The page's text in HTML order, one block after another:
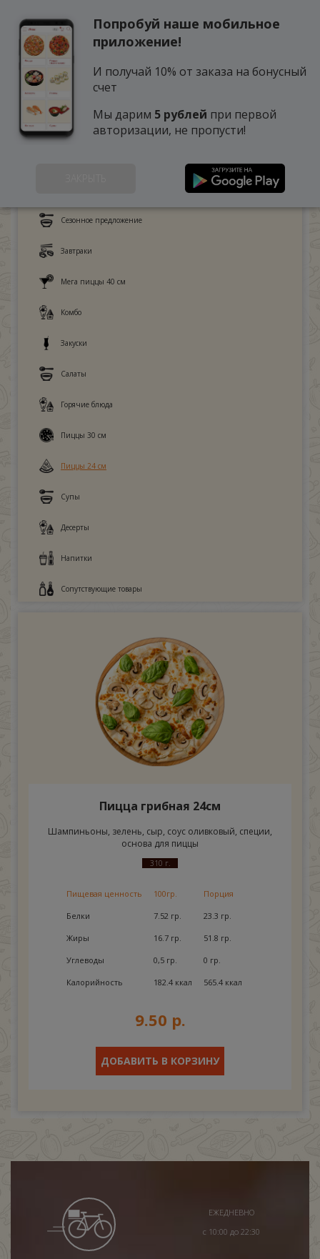
Сезонное предложение
Завтраки
Мега пиццы 40 см
Комбо
Закуски
Салаты
Горячие блюда
Пиццы 30 см
Пиццы 24 см
Супы
Десерты
Напитки
Сопутствующие товары
Пицца грибная 24см
Шампиньоны, зелень, сыр, соус оливковый, специи,
основа для пиццы
310 г.
Пищевая ценность 100гр. Порция
Белки 7.52 гр. 23.3 гр.
Жиры 16.7 гр. 51.8 гр.
Углеводы 0,5 гр. 0 гр.
Калорийность 182.4 ккал 565.4 ккал
9.50 р.
ДОБАВИТЬ В КОРЗИНУ
ЕЖЕДНЕВНО
с 10:00 до 22:30
Попробуй наше мобильное
приложение!
И получай 10% от заказа на бонусный
счет
Мы дарим 5 рублей при первой
авторизации, не пропусти!